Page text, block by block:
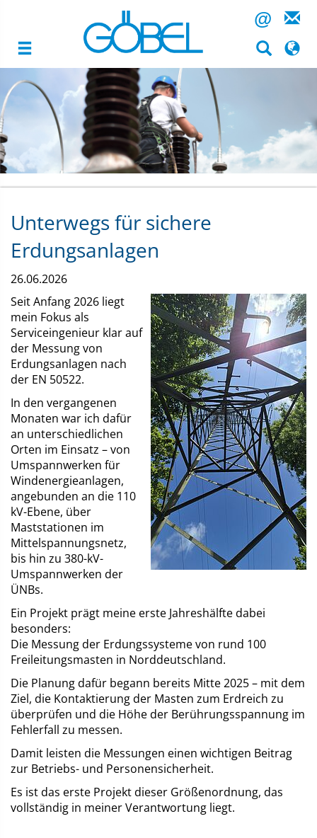
Hubert
Göbel
GmbH
@
Image
Inhalt
Highlight
Unterwegs für sichere
Erdungsanlagen
26.06.2026
Seit Anfang 2026 liegt
mein Fokus als
Serviceingenieur klar auf
der Messung von
Erdungsanlagen nach
der EN 50522.
In den vergangenen
Monaten war ich dafür
an unterschiedlichen
Orten im Einsatz – von
Umspannwerken für
Windenergieanlagen,
angebunden an die 110
kV-Ebene, über
Maststationen im
Mittelspannungsnetz,
bis hin zu 380-kV-
Umspannwerken der
ÜNBs.
Ein Projekt prägt meine erste Jahreshälfte dabei
besonders:
Die Messung der Erdungssysteme von rund 100
Freileitungsmasten in Norddeutschland.
Die Planung dafür begann bereits Mitte 2025 – mit dem
Ziel, die Kontaktierung der Masten zum Erdreich zu
überprüfen und die Höhe der Berührungsspannung im
Fehlerfall zu messen.
Damit leisten die Messungen einen wichtigen Beitrag
zur Betriebs- und Personensicherheit.
Es ist das erste Projekt dieser Größenordnung, das
vollständig in meiner Verantwortung liegt.